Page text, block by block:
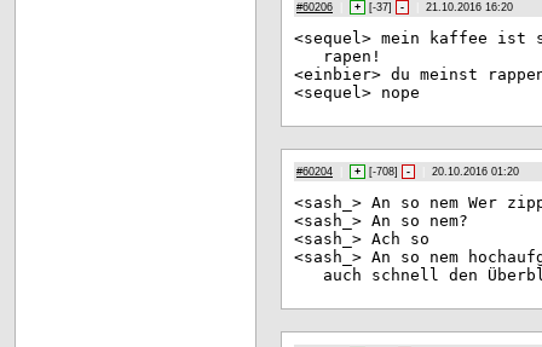
#60206 + [-37] - 21.10.2016 16:20
<sequel> mein kaffee ist
rapen!
<einbier> du meinst
<sequel> nope
#60204 + [-708] - 20.10.2016 01:20
<sash_> An so nem Wer
<sash_> An so nem?
<sash_> Ach so
<sash_> An so nem
auch schnell den